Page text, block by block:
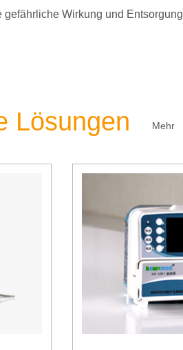
gefährliche Wirkung und Entsorgung
Lösungen Mehr